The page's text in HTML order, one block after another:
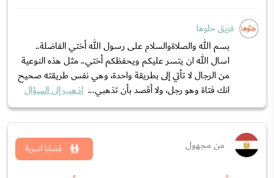
فريق حلوها
بسم الله والصلاةوالسلام على رسول الله أختي الفاضلة..
اسال الله ان يتسر عليكم ويحفظكم أختي.. مثل هذه النوعية
من الرجال لا تأتي إلى بطريقة واحدة، وهي نفس طريقته صحيح
انك فتاة وهو رجل، ولا أقصد بأن تذهبي... اذهب إلى السؤال
من مجهول قضايا اسرية